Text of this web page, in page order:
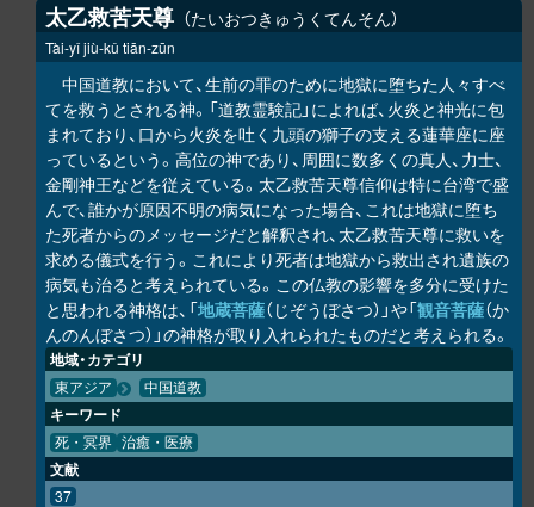
太乙救苦天尊 たいおつきゅうくてんそん
Tài-yǐ jiù-kǔ tiān-zūn
中国道教において、生前の罪のために地獄に堕ちた人々すべ
てを救うとされる神。「道教霊験記」によれば、火炎と神光に包
まれており、口から火炎を吐く九頭の獅子の支える蓮華座に座
っているという。高位の神であり、周囲に数多くの真人、力士、
金剛神王などを従えている。太乙救苦天尊信仰は特に台湾で盛
んで、誰かが原因不明の病気になった場合、これは地獄に堕ち
た死者からのメッセージだと解釈され、太乙救苦天尊に救いを
求める儀式を行う。これにより死者は地獄から救出され遺族の
病気も治ると考えられている。この仏教の影響を多分に受けた
と思われる神格は、「地蔵菩薩（じぞうぼさつ）」や「観音菩薩（か
んのんぼさつ）」の神格が取り入れられたものだと考えられる。
地域・カテゴリ
東アジア 中国道教
キーワード
死・冥界 治癒・医療
文献
37